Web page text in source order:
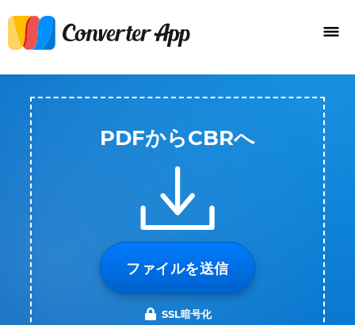
PDFからCBRへ
ファイルを送信
SSL暗号化